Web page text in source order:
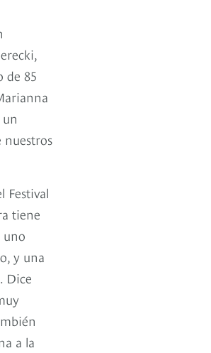
de 85
nuestros
Festival
tiene
uno
y una
Dice
a la